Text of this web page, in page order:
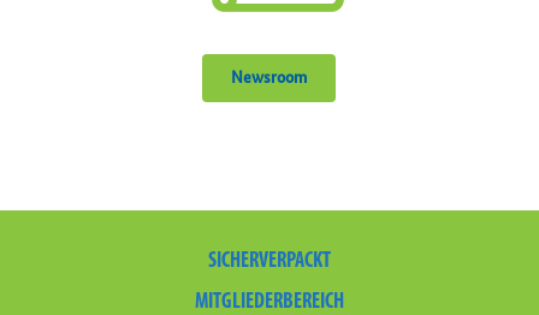
Newsroom
SICHERVERPACKT
MITGLIEDERBEREICH